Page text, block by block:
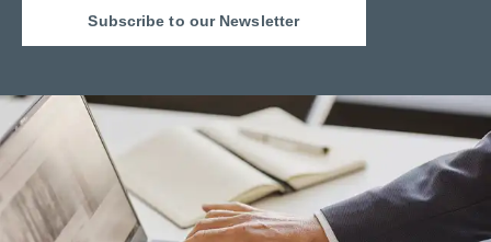
Subscribe to our Newsletter